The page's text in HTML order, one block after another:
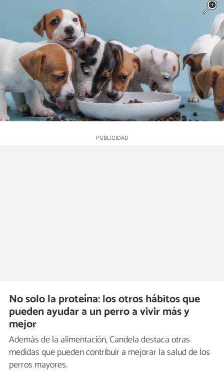
No solo la proteína: los otros hábitos que
pueden ayudar a un perro a vivir más y
mejor
Además de la alimentación, Candela destaca otras
medidas que pueden contribuir a mejorar la salud de los
perros mayores.